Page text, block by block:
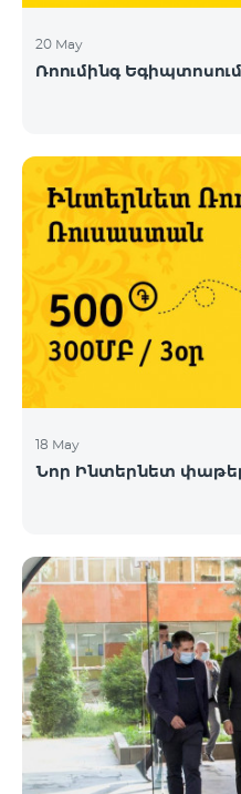
20 May
Ռոումինգ
18 May
Նոր Ինտերնետ